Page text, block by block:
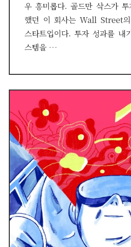
우 흥미롭다. 골드만 삭스가
했던 이 회사는 Wall Street
스타트업이다. 투자 성과를 내
스템을 …